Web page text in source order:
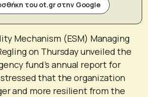
του ot.gr στην Google
Mechanism (ESM) Managing
on Thursday unveiled the
fund’s annual report for
that the organization
and more resilient from the